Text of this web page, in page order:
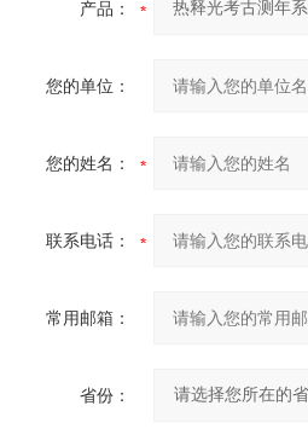
产品：
您的单位：
您的姓名：
联系电话：
常用邮箱：
省份：